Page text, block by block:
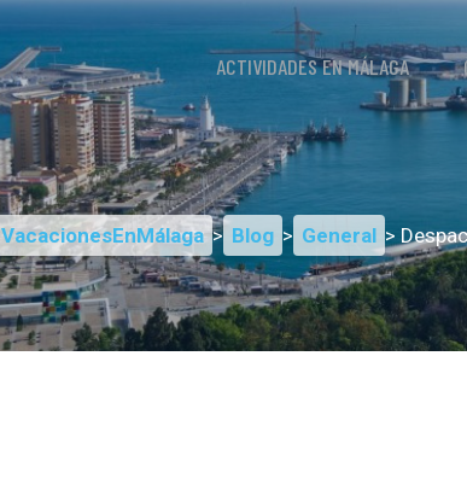
ACTIVIDADES EN MÁLAGA
VacacionesEnMálaga > Blog > General >